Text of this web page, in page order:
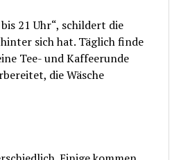
21 Uhr“, schildert die
sich hat. Täglich finde
Tee- und Kaffeerunde
die Wäsche